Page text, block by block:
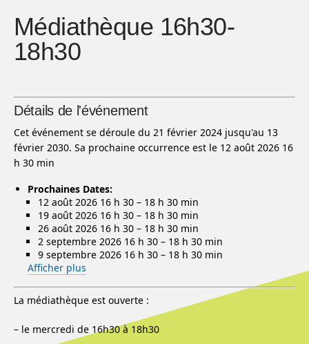
Médiathèque 16h30-
18h30
Détails de l'événement
Cet événement se déroule du 21 février 2024 jusqu'au 13
février 2030. Sa prochaine occurrence est le 12 août 2026 16
h 30 min
Prochaines Dates:
12 août 2026 16 h 30 – 18 h 30 min
19 août 2026 16 h 30 – 18 h 30 min
26 août 2026 16 h 30 – 18 h 30 min
2 septembre 2026 16 h 30 – 18 h 30 min
9 septembre 2026 16 h 30 – 18 h 30 min
Afficher plus
La médiathèque est ouverte :
– le mercredi de 16h30 à 18h30